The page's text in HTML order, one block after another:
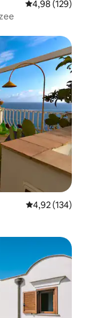
Gemiddelde
4,98 (129)
Gemiddelde
4,92 (134)